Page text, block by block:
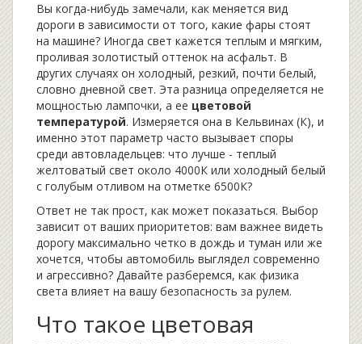
Вы когда-нибудь замечали, как меняется вид
дороги в зависимости от того, какие фары стоят
на машине? Иногда свет кажется теплым и мягким,
проливая золотистый оттенок на асфальт. В
других случаях он холодный, резкий, почти белый,
словно дневной свет. Эта разница определяется не
мощностью лампочки, а ее цветовой
температурой. Измеряется она в Кельвинах (К), и
именно этот параметр часто вызывает споры
среди автовладельцев: что лучше - теплый
желтоватый свет около 4000К или холодный белый
с голубым отливом на отметке 6500К?
Ответ не так прост, как может показаться. Выбор
зависит от ваших приоритетов: вам важнее видеть
дорогу максимально четко в дождь и туман или же
хочется, чтобы автомобиль выглядел современно
и агрессивно? Давайте разберемся, как физика
света влияет на вашу безопасность за рулем.
Что такое цветовая